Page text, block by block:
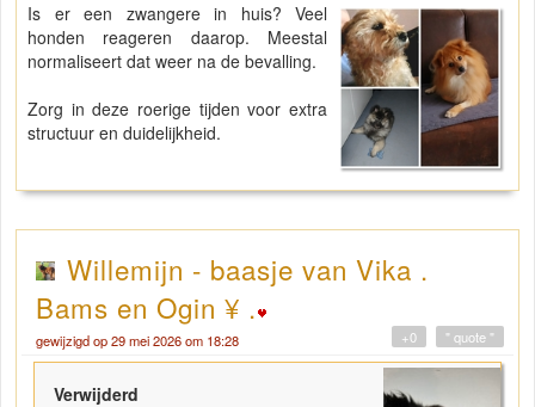
Is er een zwangere in huis? Veel
honden reageren daarop. Meestal
normaliseert dat weer na de bevalling.
Zorg in deze roerige tijden voor extra
structuur en duidelijkheid.
Willemijn - baasje van Vika .
Bams en Ogin ¥ .
gewijzigd op 29 mei 2026 om 18:28 " quote "
+0
Verwijderd